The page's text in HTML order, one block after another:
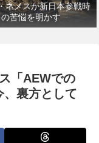
ネメスが新日本参戦時
の苦悩を明かす
「AEWでの
裏方として